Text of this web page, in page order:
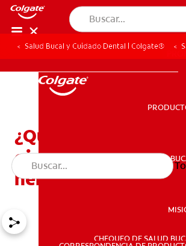
SALUD
CHEQUEO DE SALUD
Salud Bucal y Cuidado Dental | Colgate®
¿Qué es la
gingivoestomatitis
herpética?